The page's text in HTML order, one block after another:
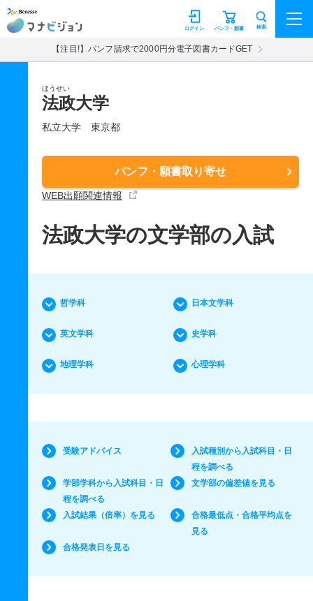
マナビジョン パンフ・願書
ログイン 検索
【注目!】パンフ請求で2000円分電子図書カードGET
ほうせい
法政大学
私立大学 東京都
パンフ・願書取り寄せ
WEB出願関連情報
法政大学の文学部の入試
哲学科 日本文学科
英文学科 史学科
地理学科 心理学科
受験アドバイス
入試種別から入試科目・日
程を調べる
学部学科から入試科目・日
程を調べる
文学部の偏差値を見る
入試結果（倍率）を見る
合格最低点・合格平均点を
見る
合格発表日を見る